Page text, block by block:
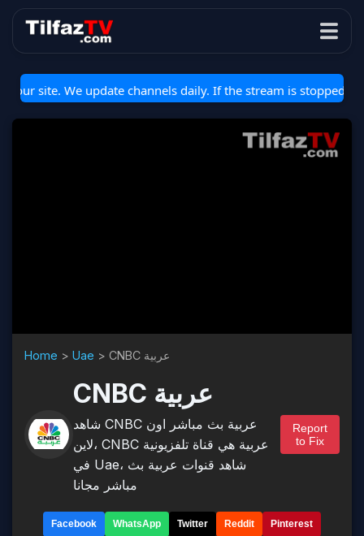
site. We update channels daily. If the stream is stopped or
Home > Uae > CNBC عربية
CNBC عربية
شاهد CNBC عربية بث مباشر اون
لاين، CNBC عربية هي قناة تلفزيونية
في Uae، شاهد قنوات عربية بث
مباشر مجانا
Report
to Fix
Facebook WhatsApp Twitter Reddit Pinterest